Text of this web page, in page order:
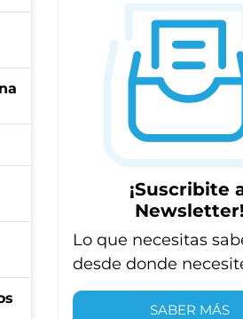
¡Suscribite
Newsletter!
Lo que necesitas
desde donde
SABER MÁS